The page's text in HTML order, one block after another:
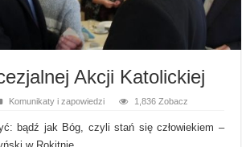
Akcji Katolickiej
Komunikaty i zapowiedzi 1,836 Zobacz
bądź jak Bóg, czyli stań się człowiekiem –